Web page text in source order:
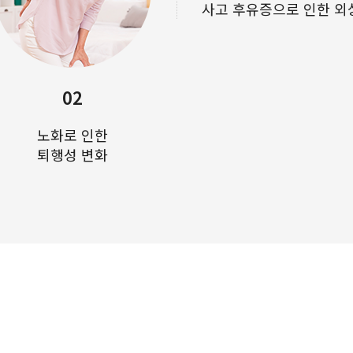
02
노화로 인한
퇴행성 변화
사고 후유증으로 인한 외